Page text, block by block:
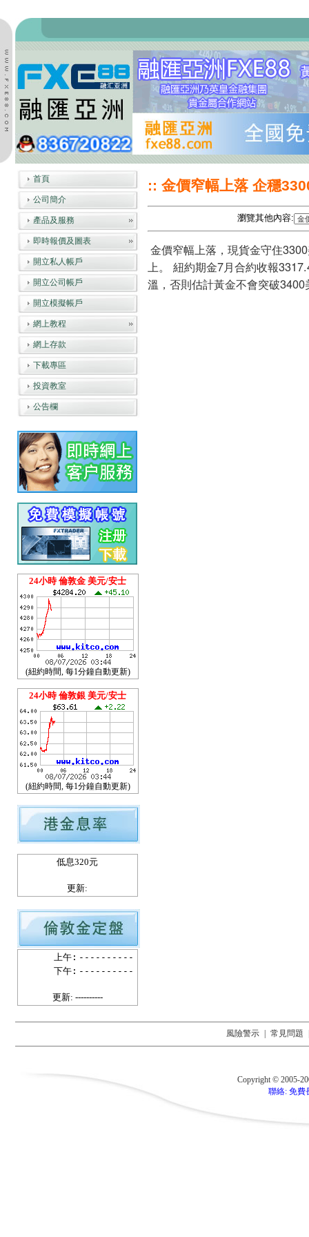
首頁
公司簡介
產品及服務
即時報價及圖表
開立私人帳戶
開立公司帳戶
開立模擬帳戶
網上教程
網上存款
下載專區
投資教室
公告欄
24小時 倫敦金 美元/安士
(紐約時間, 每1分鐘自動更新)
24小時 倫敦銀 美元/安士
(紐約時間, 每1分鐘自動更新)
低息320元
更新:
上午: ----------
下午: ----------
更新: ----------
:: 金價窄幅上落 企穩
瀏覽其他內容:
金價窄幅上落，現貨金守住
上。 紐約期金7月合約收報
溫，否則估計黃金不會突破
風險警示 常見問題
Copyright © 2005-
聯絡: 免費